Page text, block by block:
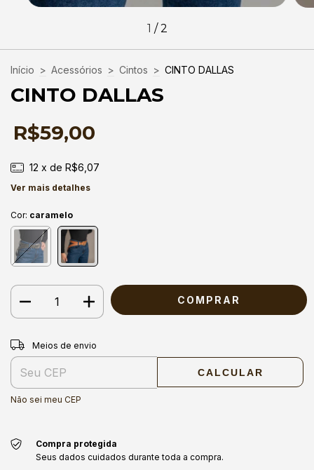
1 /2
Início > Acessórios > Cintos > CINTO DALLAS
CINTO DALLAS
R$59,00
12 x de R$6,07
Ver mais detalhes
Cor: caramelo
Entregas para o CEP:
Meios de envio
CALCULAR
Não sei meu CEP
Compra protegida
Seus dados cuidados durante toda a compra.